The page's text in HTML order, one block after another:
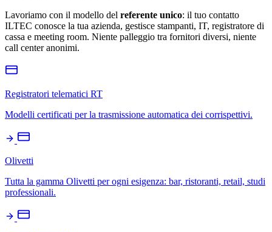
Lavoriamo con il modello del referente unico: il tuo contatto
ILTEC conosce la tua azienda, gestisce stampanti, IT, registratore di
cassa e meeting room. Niente palleggio tra fornitori diversi, niente
call center anonimi.
Registratori telematici RT
Modelli certificati per la trasmissione automatica dei corrispettivi.
Olivetti
Tutta la gamma Olivetti per ogni esigenza: bar, ristoranti, retail, studi
professionali.